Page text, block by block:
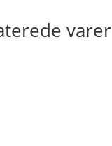
varer